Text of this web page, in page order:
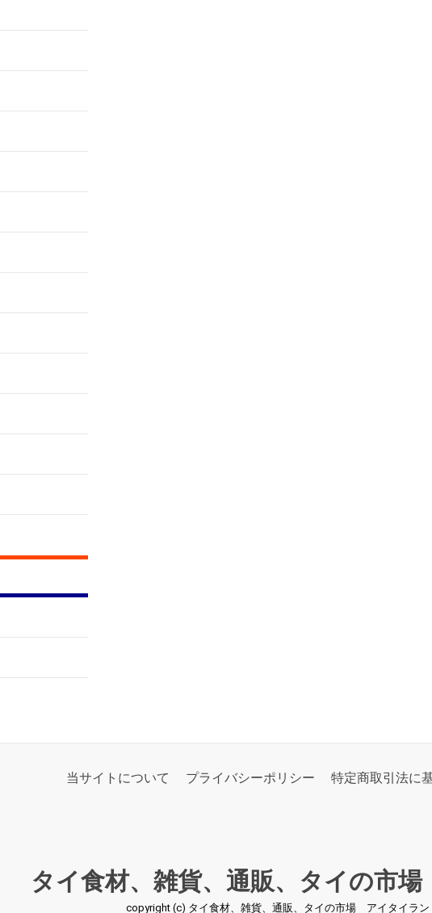
当サイトについて プライバシーポリシー 特定商取引法に
タイ食材、雑貨、通販、タイの市
copyright (c) タイ食材、雑貨、通販、タイの市場 アイタイラン